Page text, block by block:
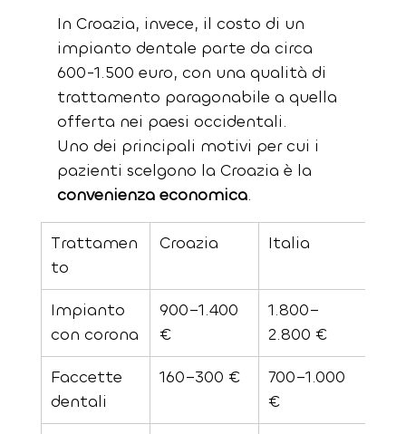
In Croazia, invece, il costo di un
impianto dentale parte da circa
600-1.500 euro, con una qualità di
trattamento paragonabile a quella
offerta nei paesi occidentali.
Uno dei principali motivi per cui i
pazienti scelgono la Croazia è la
convenienza economica.
Trattamen
to
Croazia Italia
Impianto
con corona
900–1.400
€
1.800–
2.800 €
Faccette
dentali
160–300 €
700–1.000
€